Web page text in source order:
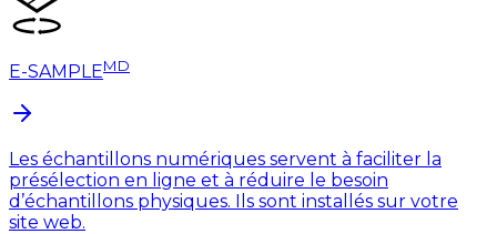
E-SAMPLEMD
Les échantillons numériques servent à faciliter la
présélection en ligne et à réduire le besoin
d’échantillons physiques. Ils sont installés sur votre
site web.